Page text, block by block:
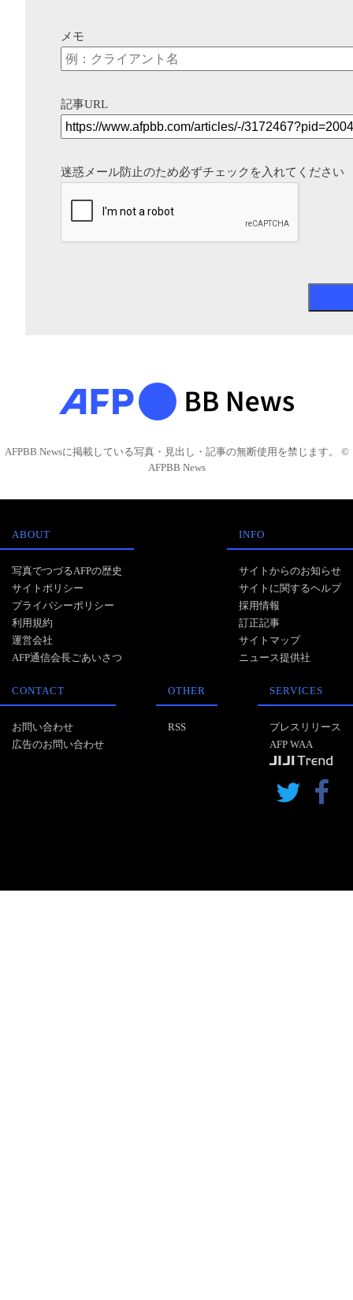
メモ
記事URL
迷惑メール防止のため必ずチェックを入れてください
AFPBB Newsに掲載している写真・見出し・記事の無断使用を禁じます。 ©
AFPBB News
ABOUT
写真でつづるAFPの歴史
サイトポリシー
プライバシーポリシー
利用規約
運営会社
AFP通信会長ごあいさつ
INFO
サイトからのお知らせ
サイトに関するヘルプ
採用情報
訂正記事
サイトマップ
ニュース提供社
CONTACT
お問い合わせ
広告のお問い合わせ
OTHER
RSS
SERVICES
プレスリリース
AFP WAA